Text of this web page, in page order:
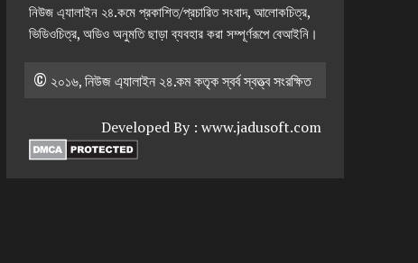
নিউজ এ্যালাইন ২৪.কমে প্রকাশিত/প্রচারিত সংবাদ, আলোকচিত্র,
ভিডিওচিত্র, অডিও অনুমতি ছাড়া ব্যবহার করা সম্পূর্ণরূপে বেআইনি।
© ২০১৬, নিউজ এ্যালাইন ২৪.কম কতৃক স্বর্ব স্বত্ত্ব সংরক্ষিত
Developed By : www.jadusoft.com